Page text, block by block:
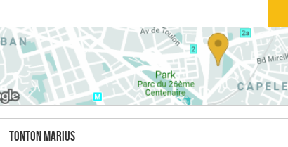
Tonton Marius